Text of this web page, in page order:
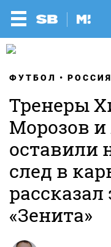
ФУТБОЛ РОССИЯ
Тренеры
Морозов
оставили
след в
рассказал
«Зенита»